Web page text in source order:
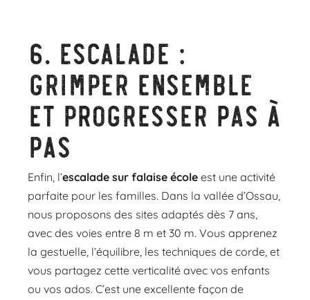
6. Escalade :
grimper ensemble
et progresser pas à
pas
Enfin, l’escalade sur falaise école est une activité
parfaite pour les familles. Dans la vallée d’Ossau,
nous proposons des sites adaptés dès 7 ans,
avec des voies entre 8 m et 30 m. Vous apprenez
la gestuelle, l’équilibre, les techniques de corde, et
vous partagez cette verticalité avec vos enfants
ou vos ados. C’est une excellente façon de